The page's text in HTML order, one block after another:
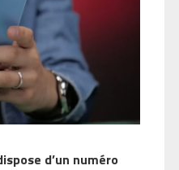
d’un numéro